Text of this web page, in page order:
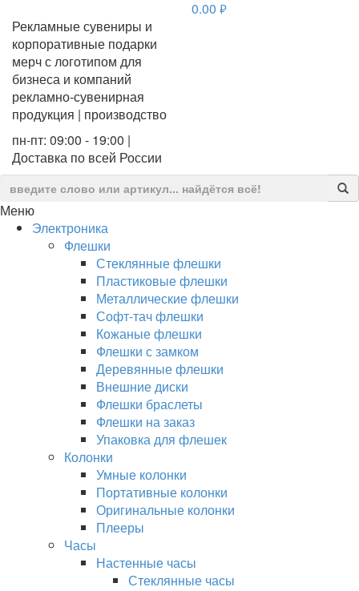
Рекламные сувениры и
корпоративные подарки
мерч с логотипом для
бизнеса и компаний
рекламно-сувенирная
продукция | производство
пн-пт: 09:00 - 19:00 |
Доставка по всей России
0.00 руб.
Меню
Электроника
Флешки
Стеклянные флешки
Пластиковые флешки
Металлические флешки
Софт-тач флешки
Кожаные флешки
Флешки с замком
Деревянные флешки
Внешние диски
Флешки браслеты
Флешки на заказ
Упаковка для флешек
Колонки
Умные колонки
Портативные колонки
Оригинальные колонки
Плееры
Часы
Настенные часы
Стеклянные часы